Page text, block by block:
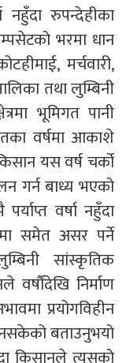
नहुँदा रुपन्देहीका
भरमा धान
मर्चवारी,
तथा लुम्बिनी
भूमिगत पानी
वर्षमा आकाशे
यस वर्ष चर्को
गर्न बाध्य भएको
वर्षा नहुँदा
समेत असर पर्ने
सांस्कृतिक
निर्माण
प्रयोगविहीन
बताउनुभयो